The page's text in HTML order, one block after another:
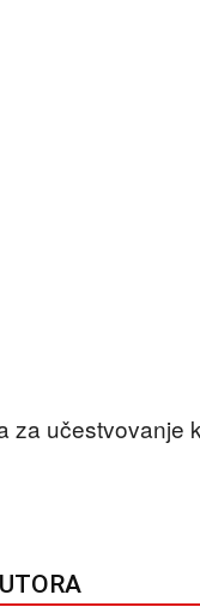
za učestvovanje